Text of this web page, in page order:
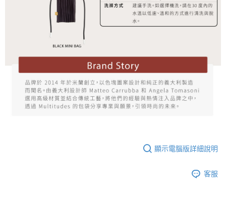
顯示電腦版詳細說明
客服